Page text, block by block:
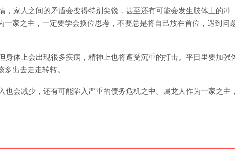
，家人之间的矛盾会变得特别尖锐，甚至还有可能会发生肢体上的冲
家之主，一定要学会换位思考，不要总是将自己放在首位，遇到问
身体上会出现很多疾病，精神上也将遭受沉重的打击。平日里要加强
出去走走转转。
也会减少，还有可能陷入严重的债务危机之中。属龙人作为一家之主，